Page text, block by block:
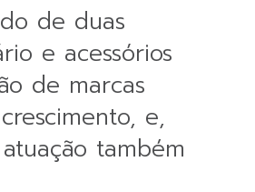
de duas
e acessórios
de marcas
e,
também